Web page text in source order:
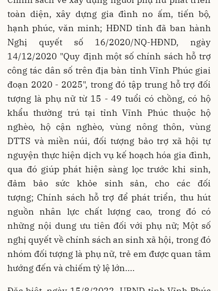
toàn diện, xây dựng gia đình no ấm, tiến bộ,
hạnh phúc, văn minh; HĐND tỉnh đã ban hành
Nghị quyết số 16/2020/NQ-HĐND, ngày
14/12/2020 "Quy định một số chính sách hỗ trợ
công tác dân số trên địa bàn tỉnh Vĩnh Phúc giai
đoạn 2020 - 2025", trong đó tập trung hỗ trợ đối
tượng là phụ nữ từ 15 - 49 tuổi có chồng, có hộ
khẩu thường trú tại tỉnh Vĩnh Phúc thuộc hộ
nghèo, hộ cận nghèo, vùng nông thôn, vùng
DTTS và miền núi, đối tượng bảo trợ xã hội tự
nguyện thực hiện dịch vụ kế hoạch hóa gia đình,
qua đó giúp phát hiện sàng lọc trước khi sinh,
đảm bảo sức khỏe sinh sản, cho các đối
tượng; Chính sách hỗ trợ để phát triển, thu hút
nguồn nhân lực chất lượng cao, trong đó có
những nội dung ưu tiên đối với phụ nữ; Một số
nghị quyết về chính sách an sinh xã hội, trong đó
nhóm đối tượng là phụ nữ, trẻ em được quan tâm
hướng đến và chiếm tỷ lệ lớn....